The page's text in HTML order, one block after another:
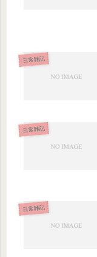
日常雑記
日常雑記
日常雑記